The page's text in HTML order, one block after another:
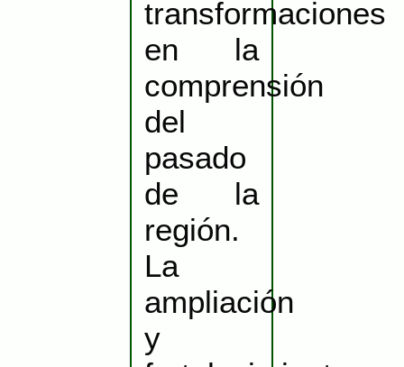
transformaciones
en la
comprensión
del
pasado
de la
región.
La
ampliación
y